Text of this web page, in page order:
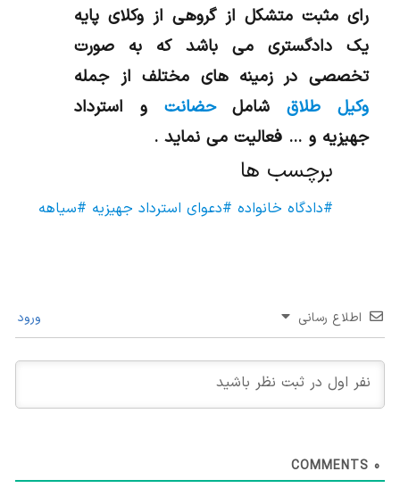
رای مثبت متشکل از گروهی از وکلای پایه
یک دادگستری می باشد که به صورت
تخصصی در زمینه های مختلف از جمله
وکیل طلاقشاملحضانت و استرداد
جهیزیه و … فعالیت می نماید .
برچسب ها
#دادگاه خانواده #دعوای استرداد جهیزیه #سیاهه
اطلاع رسانی ورود
0